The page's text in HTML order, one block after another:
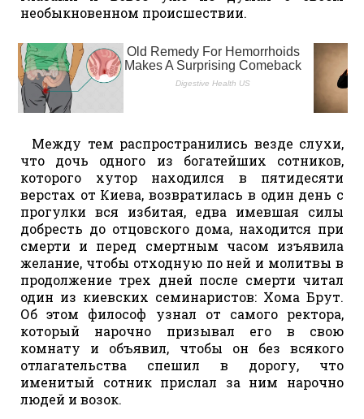
необыкновенном происшествии.
Между тем распространились везде слухи,
что дочь одного из богатейших сотников,
которого хутор находился в пятидесяти
верстах от Киева, возвратилась в один день с
прогулки вся избитая, едва имевшая силы
добресть до отцовского дома, находится при
смерти и перед смертным часом изъявила
желание, чтобы отходную по ней и молитвы в
продолжение трех дней после смерти читал
один из киевских семинаристов: Хома Брут.
Об этом философ узнал от самого ректора,
который нарочно призывал его в свою
комнату и объявил, чтобы он без всякого
отлагательства спешил в дорогу, что
именитый сотник прислал за ним нарочно
людей и возок.